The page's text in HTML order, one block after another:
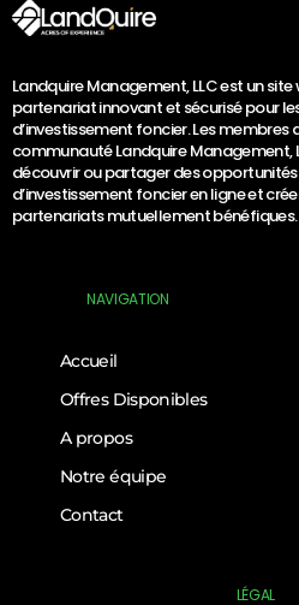
Landquire Management, LLC est un site
partenariat innovant et sécurisé pour
d’investissement foncier. Les membres
communauté Landquire Management,
découvrir ou partager des opportunités
d’investissement foncier en ligne et
partenariats mutuellement bénéfiques.
NAVIGATION
Accueil
Offres Disponibles
A propos
Notre équipe
Contact
LÉGAL